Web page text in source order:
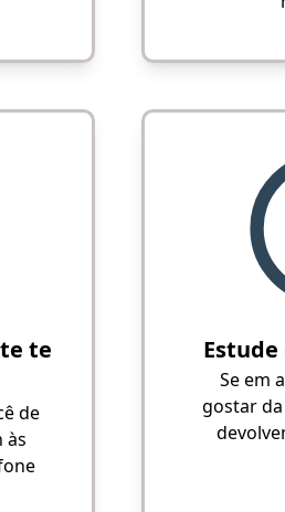
te
de
às
Se em
gostar